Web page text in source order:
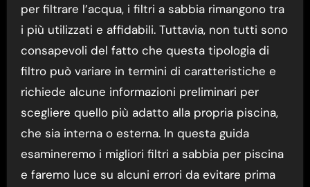
per filtrare l’acqua, i filtri a sabbia rimangono tra
i più utilizzati e affidabili. Tuttavia, non tutti sono
consapevoli del fatto che questa tipologia di
filtro può variare in termini di caratteristiche e
richiede alcune informazioni preliminari per
scegliere quello più adatto alla propria piscina,
che sia interna o esterna. In questa guida
esamineremo i migliori filtri a sabbia per piscina
e faremo luce su alcuni errori da evitare prima